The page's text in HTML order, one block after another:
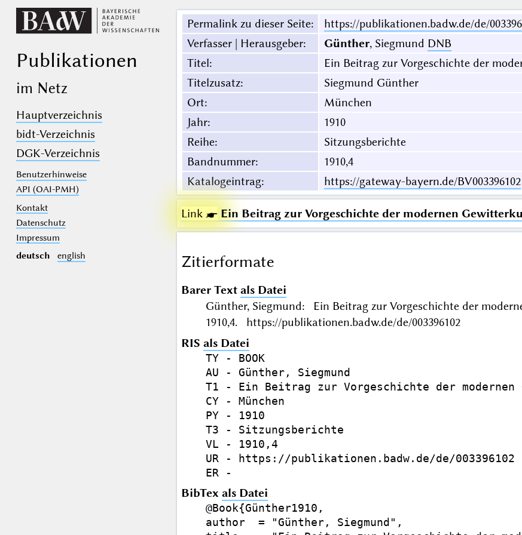
Publikationen
im Netz
Hauptverzeichnis
bidt-Verzeichnis
DGK-Verzeichnis
Benutzerhinweise
API (OAI-PMH)
Kontakt
Datenschutz
Impressum
deutsch
english
Permalink zu dieser Seite:
https://publikationen.badw.de/de/
Verfasser | Herausgeber: Günther, Siegmund DNB
Titel:
Ein Beitrag zur Vorgeschichte der
Titelzusatz:
Siegmund Günther
Ort:
München
Jahr:
1910
Reihe:
Sitzungsberichte
Bandnummer:
1910,4
Katalogeintrag: https://gateway-bayern.de/BV003396102
Link ☛ Ein Beitrag zur Vorgeschichte der modernen
Zitierformate
Barer Text als Datei
Günther, Siegmund: Ein Beitrag zur Vorgeschichte der
1910,4. https://publikationen.badw.de/de/003396102
RIS als Datei
TY - BOOK
AU - Günther, Siegmund
T1 - Ein Beitrag zur Vorgeschichte der modernen
CY - München
PY - 1910
T3 - Sitzungsberichte
VL - 1910,4
UR - https://publikationen.badw.de/de/003396102
BibTex als Datei
@Book{Günther1910,
author  = "Günther, Siegmund",